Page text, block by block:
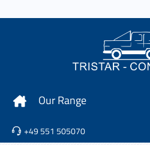
Our Range
+49 551 505070